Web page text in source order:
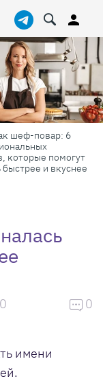
шеф-повар: 6
которые помогут
быстрее и вкуснее
0
имени